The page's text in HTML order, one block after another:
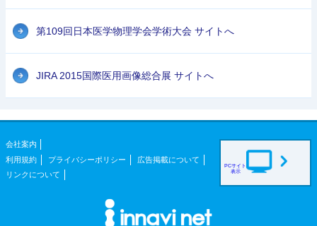
第109回日本医学物理学会学術大会 サイトへ
JIRA 2015国際医用画像総合展 サイトへ
会社案内
利用規約
プライバシーポリシー
広告掲載について
リンクについて
PCサイト
表示